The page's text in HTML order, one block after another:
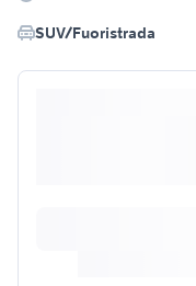
SUV/Fuoristrada